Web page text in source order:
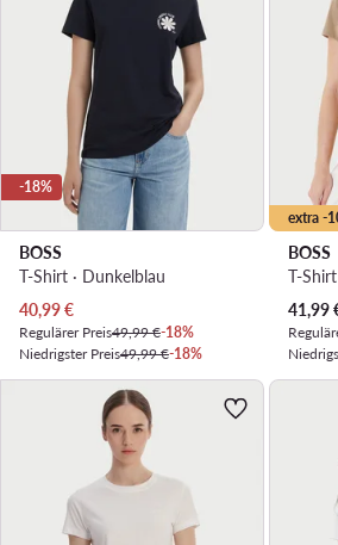
-18%
BOSS
T-Shirt · Dunkelblau
Aktueller Preis
40,99€
Regulärer Preis49,99 €-18%
Niedrigster Preis49,99 €-18%
extra -
BOSS
T-
41,99